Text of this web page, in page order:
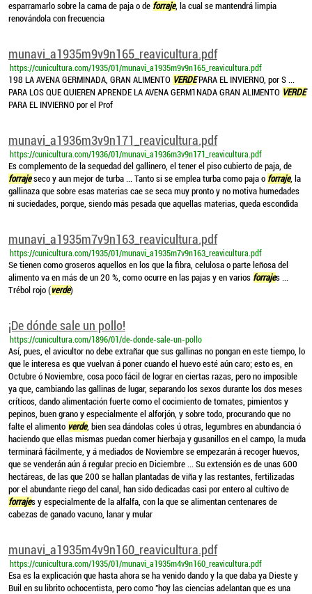
esparramarlo sobre la cama de paja o de forraje, la cual se mantendrá limpia
renovándola con frecuencia
munavi_a1935m9v9n165_reavicultura.pdf
https://cunicultura.com/1935/01/munavi_a1935m9v9n165_reavicultura.pdf
198 LA AVENA GERMINADA, GRAN ALIMENTO VERDEPARA EL INVIERNO, por S ...
PARA LOS QUE QUIEREN APRENDE LA AVENA GERM1NADA GRAN ALIMENTO VERDE
PARA EL INVIERNO por el Prof
munavi_a1936m3v9n171_reavicultura.pdf
https://cunicultura.com/1936/01/munavi_a1936m3v9n171_reavicultura.pdf
Es complemento de la sequedad del gallinero, el tener el piso cubierto de paja, de
forrajeseco y aun mejor de turba ... Tanto si se emplea turba como paja o forraje, la
gallinaza que sobre esas materias cae se seca muy pronto y no motiva humedades
ni suciedades, porque, siendo más pesada que aquellas materias, queda escondida
munavi_a1935m7v9n163_reavicultura.pdf
https://cunicultura.com/1935/01/munavi_a1935m7v9n163_reavicultura.pdf
Se tienen como groseros aquellos en los que la fibra, celulosa o parte leñosa del
alimento va en más de un 20 %, como ocurre en las pajas y en varios forrajes ...
Trébol rojo (verde)
¡De dónde sale un pollo!
https://cunicultura.com/1896/01/de-donde-sale-un-pollo
Así, pues, el avicultor no debe extrañar que sus gallinas no pongan en este tiempo, lo
que le interesa es que vuelvan á poner cuando el huevo esté aún caro; esto es, en
Octubre ó Noviembre, cosa poco fácil de lograr en ciertas razas, pero no imposible
ya que, cambiando las gallinas de lugar, separando los sexos durante los dos meses
críticos, dando alimentación fuerte como el cocimiento de tomates, pimientos y
pepinos, buen grano y especialmente el alforjón, y sobre todo, procurando que no
falte el alimento verde, bien sea dándolas coles ú otras, legumbres en abundancia ó
haciendo que ellas mismas puedan comer hierbaja y gusanillos en el campo, la muda
terminará fácilmente, y á mediados de Noviembre se empezarán á recoger huevos,
que se venderán aún á regular precio en Diciembre ... Su extensión es de unas 600
hectáreas, de las que 200 se hallan plantadas de viña y las restantes, fertilizadas
por el abundante riego del canal, han sido dedicadas casi por entero al cultivo de
forrajes y especialmente de la alfalfa, con la que se alimentan centenares de
cabezas de ganado vacuno, lanar y mular
munavi_a1935m4v9n160_reavicultura.pdf
https://cunicultura.com/1935/01/munavi_a1935m4v9n160_reavicultura.pdf
Esa es la explicación que hasta ahora se ha venido dando y la que daba ya Dieste y
Buil en su librito ochocentista, pero como "hoy las ciencias adelantan que es una